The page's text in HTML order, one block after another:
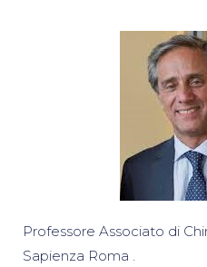
Professore Associato di
Sapienza Roma .